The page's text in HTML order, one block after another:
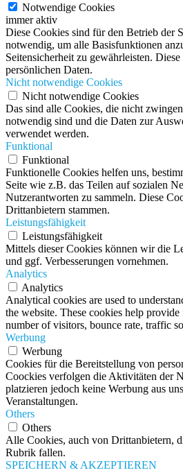
Notwendige Cookies
immer aktiv
Diese Cookies sind für den Betrieb der
notwendig, um alle Basisfunktionen
Seitensicherheit zu gewährleisten.
persönlichen Daten.
Nicht notwendige Cookies
Nicht notwendige Cookies
Das sind alle Cookies, die nicht
notwendig sind und die Daten zur
verwendet werden.
Funktional
Funktional
Funktionelle Cookies helfen uns,
Seite wie z.B. das Teilen auf sozialen
Nutzerantworten zu sammeln. Diese
Drittanbietern stammen.
Leistungsfähigkeit
Leistungsfähigkeit
Mittels dieser Cookies können wir die
und ggf. Verbesserungen vornehmen.
Analytics
Analytics
Analytical cookies are used to
the website. These cookies help
number of visitors, bounce rate, traffic
Werbung
Werbung
Cookies für die Bereitstellung von
Coockies verfolgen die Aktivitäten der
platzieren jedoch keine Werbung aus
Veranstaltungen.
Others
Others
Alle Cookies, auch von Drittanbietern,
Rubrik fallen.
SPEICHERN & AKZEPTIEREN